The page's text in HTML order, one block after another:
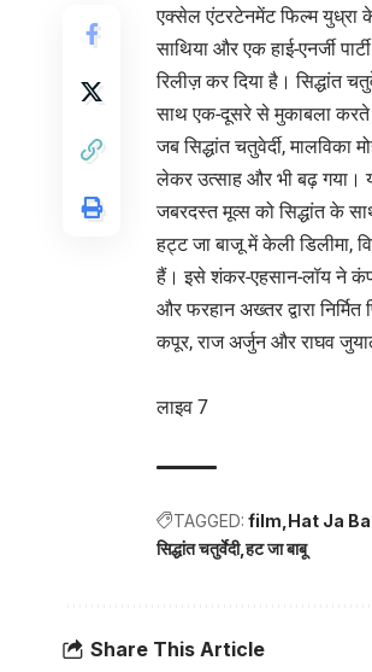
एक्सेल एंटरटेनमेंट फिल्म युध्रा
साथिया और एक हाई-एनर्जी
रिलीज़ कर दिया है। सिद्धांत
साथ एक-दूसरे से मुकाबला करते
जब सिद्धांत चतुवेर्दी,
लेकर उत्साह और भी बढ़ गया।
जबरदस्त मूव्स को सिद्धांत के
हट्ट जा बाजू में केली डिलीमा,
हैं। इसे शंकर-एहसान-लॉय ने
और फरहान अख्तर द्वारा
कपूर, राज अर्जुन और राघव
लाइव 7
TAGGED: film Hat Ja
सिद्धांत चतुर्वेदी हट जा बाबू
Share This Article